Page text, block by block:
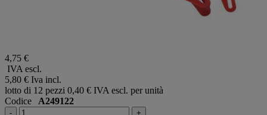
4,75 €
IVA escl.
5,80 € Iva incl.
lotto di 12 pezzi 0,40 € IVA escl. per unità
Codice A249122
- +